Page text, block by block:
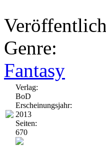
Genre:
Fantasy
Verlag:
BoD
Erscheinungsjahr:
2013
Seiten:
670